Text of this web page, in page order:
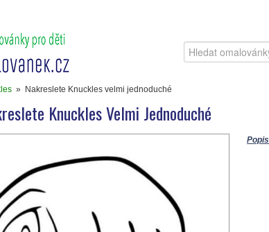
» Nakreslete Knuckles velmi jednoduché
Knuckles Velmi Jednoduché
Popis